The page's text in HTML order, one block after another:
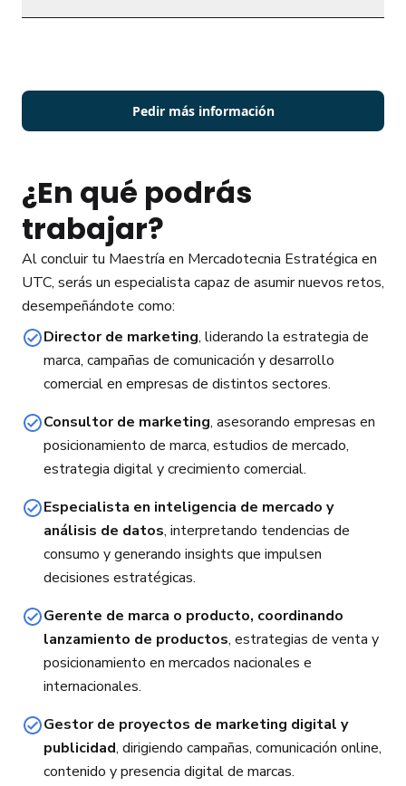
posicionamiento en múltiples canales.
Pedir más información
¿En qué podrás
trabajar?
Al concluir tu Maestría en Mercadotecnia Estratégica en
UTC, serás un especialista capaz de asumir nuevos retos,
desempeñándote como:
Director de marketing, liderando la estrategia de
marca, campañas de comunicación y desarrollo
comercial en empresas de distintos sectores.
Consultor de marketing, asesorando empresas en
posicionamiento de marca, estudios de mercado,
estrategia digital y crecimiento comercial.
Especialista en inteligencia de mercado y
análisis de datos, interpretando tendencias de
consumo y generando insights que impulsen
decisiones estratégicas.
Gerente de marca o producto, coordinando
lanzamiento de productos, estrategias de venta y
posicionamiento en mercados nacionales e
internacionales.
Gestor de proyectos de marketing digital y
publicidad, dirigiendo campañas, comunicación online,
contenido y presencia digital de marcas.